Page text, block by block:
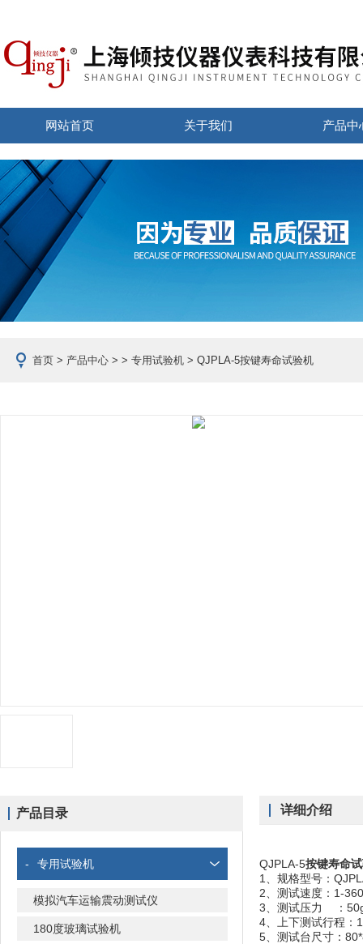
网站首页 关于我们 产品中
首页 > 产品中心 > > 专用试验机 > QJPLA-5按键寿命试验机
产品目录
- 专用试验机
模拟汽车运输震动测试仪
180度玻璃试验机
详细介绍
QJPLA-5按键寿命
1、规格型号：
2、测试速度：1-
3、测试压力 ：
4、上下测试行程：
5、测试台尺寸：